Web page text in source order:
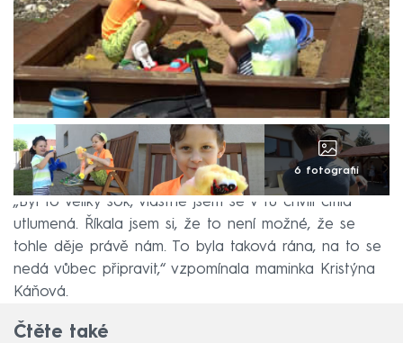
6 fotografií
„Byl to veliký šok, vlastně jsem se v tu chvíli cítila
utlumená. Říkala jsem si, že to není možné, že se
tohle děje právě nám. To byla taková rána, na to se
nedá vůbec připravit,“ vzpomínala maminka Kristýna
Káňová.
Čtěte také